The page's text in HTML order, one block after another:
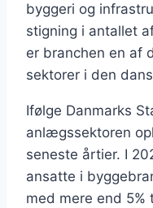
byggeri og
stigning i antallet
er branchen en af
sektorer i den
Ifølge Danmarks
anlægssektoren
seneste årtier. I
ansatte i
med mere end 5%